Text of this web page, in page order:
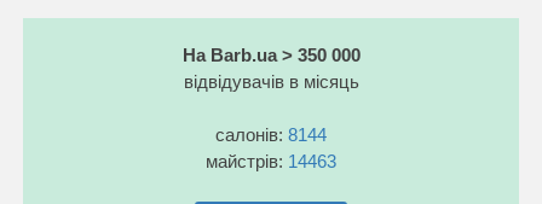
На Barb.ua > 350 000
відвідувачів в місяць
салонів: 8144
майстрів: 14463